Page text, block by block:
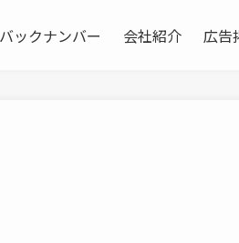
バックナンバー 会社紹介 広告